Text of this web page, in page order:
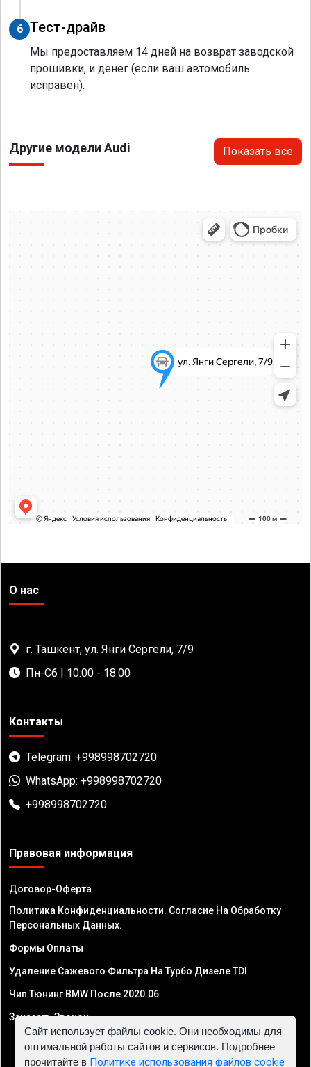
6 Тест-драйв
Мы предоставляем 14 дней на возврат заводской
прошивки, и денег (если ваш автомобиль
исправен).
Другие модели Audi Показать все
О нас
г. Ташкент, ул. Янги Сергели, 7/9
Пн-Сб | 10:00 - 18:00
Контакты
Telegram: +998998702720
WhatsApp: +998998702720
+998998702720
Правовая информация
Договор-Оферта
Политика Конфиденциальности. Согласие На Обработку
Персональных Данных.
Формы Оплаты
Удаление Сажевого Фильтра На Турбо Дизеле TDI
Чип Тюнинг BMW После 2020.06
Заказать Звонок
Сайт использует файлы cookie. Они необходимы для
оптимальной работы сайтов и сервисов. Подробнее
прочитайте в Политике использования файлов cookie